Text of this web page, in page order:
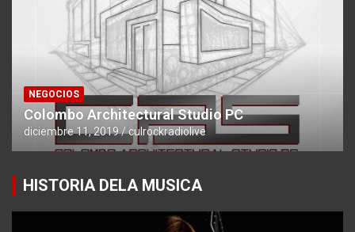
NEGOCIOS
Colombo Architectural Studio PC
diciembre 11, 2019 culrockradiolive
HISTORIA DELA MUSICA